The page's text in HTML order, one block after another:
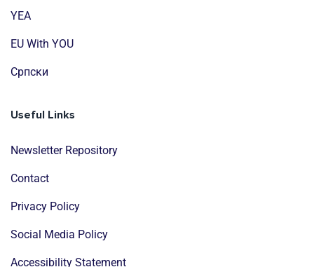
YEA
EU With YOU
Cрпски
Useful Links
Newsletter Repository
Contact
Privacy Policy
Social Media Policy
Accessibility Statement